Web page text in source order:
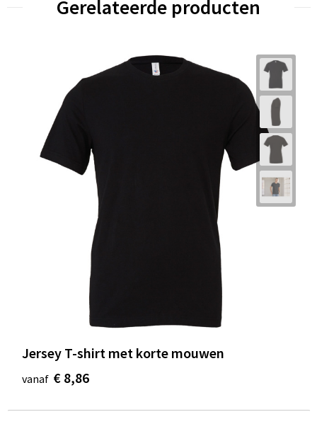
Gerelateerde producten
Jersey T-shirt met korte mouwen
vanaf € 8,86